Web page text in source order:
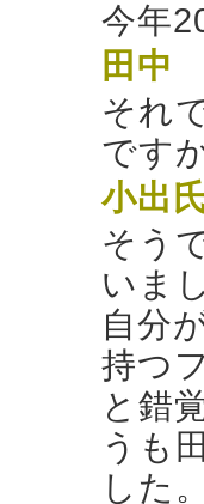
今年
田中
それ
です
小出
そう
いま
自分
持つ
と錯
うも
した。